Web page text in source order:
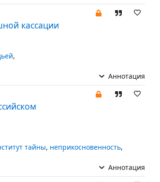
кассации
,
Аннотация
тайны, неприкосновенность,
Аннотация